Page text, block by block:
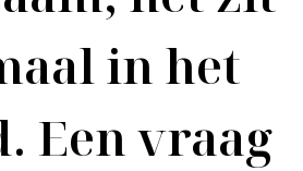
in het
Een vraag